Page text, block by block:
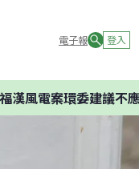
電子報 登入
委建議不應開發